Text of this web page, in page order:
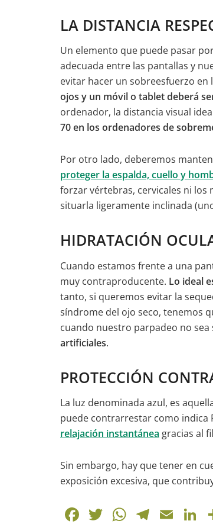
LA DISTANCIA
Un elemento que puede pasar
adecuada entre las pantallas y
evitar hacer un sobreesfuerzo en
ojos y un móvil o tablet deberá
ordenador, la distancia visual
70 en los ordenadores de
Por otro lado, deberemos
proteger la espalda, cuello y
forzar vértebras, cervicales ni los
situarla ligeramente inclinada
HIDRATACIÓN
Cuando estamos frente a una
muy contraproducente. Lo ideal
tanto, si queremos evitar la
síndrome del ojo seco, tenemos
cuando nuestro parpadeo no
artificiales.
PROTECCIÓN
La luz denominada azul, es
puede contrarrestar como indica
relajación instantánea gracias al
Sin embargo, hay que tener en
exposición excesiva, que
F T W T E